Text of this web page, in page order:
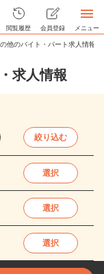
閲覧履歴 会員登録 メニュー
他のバイト・パート求人情報
求人情報
絞り込む
選択
選択
選択